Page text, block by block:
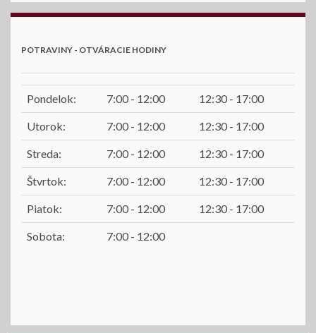
POTRAVINY - OTVÁRACIE HODINY
Pondelok: 7:00 - 12:00 12:30 - 17:00
Utorok: 7:00 - 12:00 12:30 - 17:00
Streda: 7:00 - 12:00 12:30 - 17:00
Štvrtok: 7:00 - 12:00 12:30 - 17:00
Piatok: 7:00 - 12:00 12:30 - 17:00
Sobota: 7:00 - 12:00